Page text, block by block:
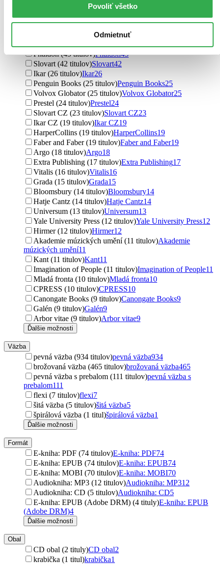
Povoliť všetko
Odmietnuť
Taschen (126 titulov)Taschen126
Thames & Hudson (93 titulov)Thames & Hudson
Phaidon (45 titulov)Phaidon45
Slovart (42 titulov)Slovart42
Ikar (26 titulov)Ikar26
Penguin Books (25 titulov)Penguin Books25
Volvox Globator (25 titulov)Volvox Globator25
Prestel (24 titulov)Prestel24
Slovart CZ (23 titulov)Slovart CZ23
Ikar CZ (19 titulov)Ikar CZ19
HarperCollins (19 titulov)HarperCollins19
Faber and Faber (19 titulov)Faber and Faber19
Argo (18 titulov)Argo18
Extra Publishing (17 titulov)Extra Publishing17
Vitalis (16 titulov)Vitalis16
Grada (15 titulov)Grada15
Bloomsbury (14 titulov)Bloomsbury14
Hatje Cantz (14 titulov)Hatje Cantz14
Universum (13 titulov)Universum13
Yale University Press (12 titulov)Yale University Press12
Hirmer (12 titulov)Hirmer12
Akademie múzických umění (11 titulov)Akademie
múzických umění11
Kant (11 titulov)Kant11
Imagination of People (11 titulov)Imagination of People11
Mladá fronta (10 titulov)Mladá fronta10
CPRESS (10 titulov)CPRESS10
Canongate Books (9 titulov)Canongate Books9
Galén (9 titulov)Galén9
Arbor vitae (9 titulov)Arbor vitae9
Ďalšie možnosti
Väzba
pevná väzba (934 titulov)pevná väzba934
brožovaná väzba (465 titulov)brožovaná väzba465
pevná väzba s prebalom (111 titulov)pevná väzba s
prebalom111
flexi (7 titulov)flexi7
šitá väzba (5 titulov)šitá väzba5
špirálová väzba (1 titul)špirálová väzba1
Ďalšie možnosti
Formát
E-kniha: PDF (74 titulov)E-kniha: PDF74
E-kniha: EPUB (74 titulov)E-kniha: EPUB74
E-kniha: MOBI (70 titulov)E-kniha: MOBI70
Audiokniha: MP3 (12 titulov)Audiokniha: MP312
Audiokniha: CD (5 titulov)Audiokniha: CD5
E-kniha: EPUB (Adobe DRM) (4 tituly)E-kniha: EPUB
(Adobe DRM)4
Ďalšie možnosti
Obal
CD obal (2 tituly)CD obal2
krabička (1 titul)krabička1